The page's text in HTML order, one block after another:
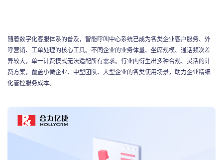
随着数字化客服体系的普及，智能呼叫中心系统已成为各类企业客户服务、外
呼营销、工单处理的核心工具。不同企业的业务体量、坐席规模、通话频次差
异较大，单一计费模式无法适配所有需求。行业内衍生出多种合规、灵活的计
费方案，覆盖小微企业、中型团队、大型企业的各类使用场景，助力企业精细
化管控服务成本。